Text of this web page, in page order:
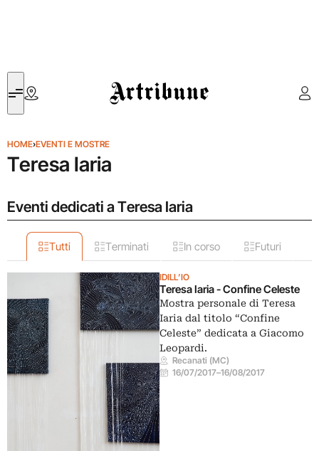
Artribune
HOME›EVENTI E MOSTRE
Teresa Iaria
Eventi dedicati a Teresa Iaria
Tutti Terminati In corso Futuri
IDILL’IO
Teresa Iaria - Confine Celeste
Mostra personale di Teresa
Iaria dal titolo “Confine
Celeste” dedicata a Giacomo
Leopardi.
Recanati (MC)
16/07/2017–16/08/2017